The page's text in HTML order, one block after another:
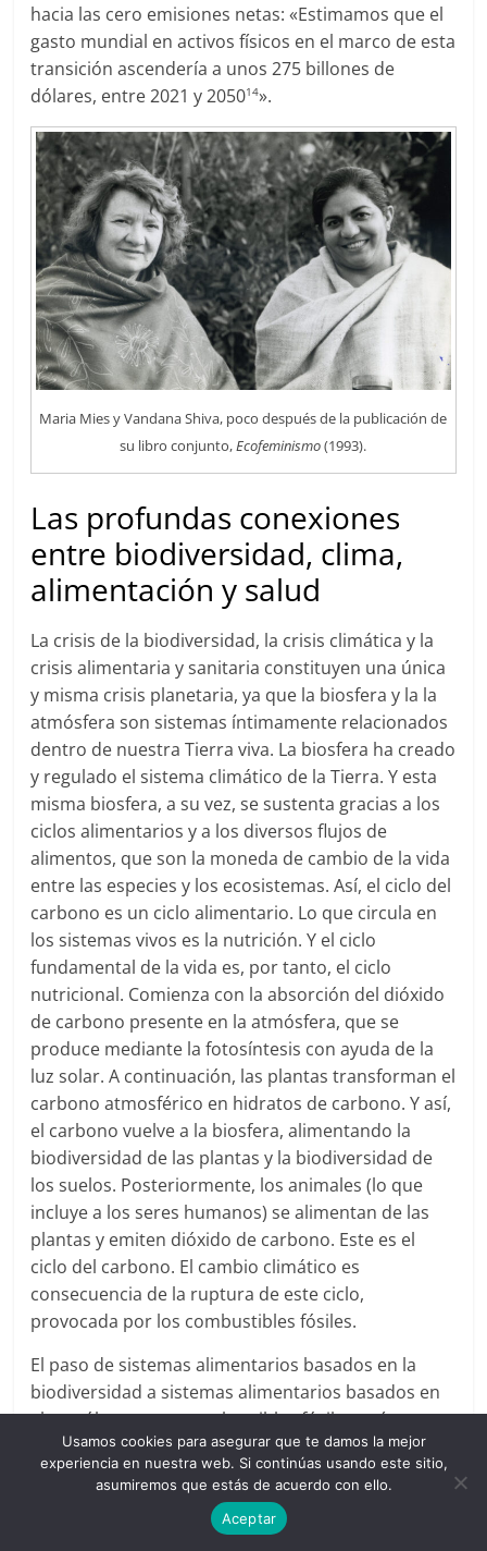
hacia las cero emisiones netas: «Estimamos que el
gasto mundial en activos físicos en el marco de esta
transición ascendería a unos 275 billones de
dólares, entre 2021 y 205014».
Maria Mies y Vandana Shiva, poco después de la publicación de
su libro conjunto,Ecofeminismo(1993).
Las profundas conexiones
entre biodiversidad, clima,
alimentación y salud
La crisis de la biodiversidad, la crisis climática y la
crisis alimentaria y sanitaria constituyen una única
y misma crisis planetaria, ya que la biosfera y la la
atmósfera son sistemas íntimamente relacionados
dentro de nuestra Tierra viva. La biosfera ha creado
y regulado el sistema climático de la Tierra. Y esta
misma biosfera, a su vez, se sustenta gracias a los
ciclos alimentarios y a los diversos flujos de
alimentos, que son la moneda de cambio de la vida
entre las especies y los ecosistemas. Así, el ciclo del
carbono es un ciclo alimentario. Lo que circula en
los sistemas vivos es la nutrición. Y el ciclo
fundamental de la vida es, por tanto, el ciclo
nutricional. Comienza con la absorción del dióxido
de carbono presente en la atmósfera, que se
produce mediante la fotosíntesis con ayuda de la
luz solar. A continuación, las plantas transforman el
carbono atmosférico en hidratos de carbono. Y así,
el carbono vuelve a la biosfera, alimentando la
biodiversidad de las plantas y la biodiversidad de
los suelos. Posteriormente, los animales (lo que
incluye a los seres humanos) se alimentan de las
plantas y emiten dióxido de carbono. Este es el
ciclo del carbono. El cambio climático es
consecuencia de la ruptura de este ciclo,
provocada por los combustibles fósiles.
El paso de sistemas alimentarios basados en la
biodiversidad a sistemas alimentarios basados en
el petróleo y otros combustibles fósiles, así como
en los productos químicos derivados de ellos, ha
alterado los ciclos ecológicos de la Tierra. Este
paradigma de extractivismo lineal, generador de
residuos, contamina tanto las aguas como los
Usamos cookies para asegurar que te damos la mejor
experiencia en nuestra web. Si continúas usando este sitio,
asumiremos que estás de acuerdo con ello.
Aceptar